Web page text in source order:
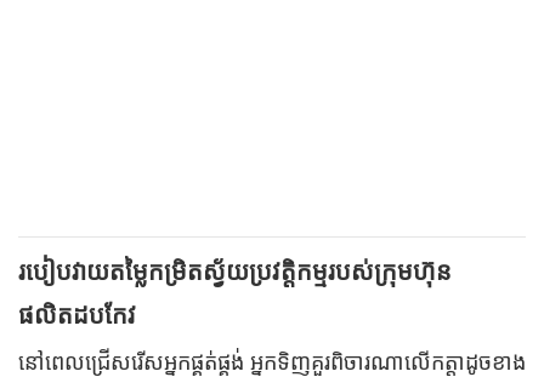
របៀបវាយតម្លៃកម្រិតស្វ័យប្រវត្តិកម្មរបស់ក្រុមហ៊ុន
ផលិតដបកែវ
នៅពេលជ្រើសរើសអ្នកផ្គត់ផ្គង់ អ្នកទិញគួរពិចារណាលើកត្តាដូចខាង